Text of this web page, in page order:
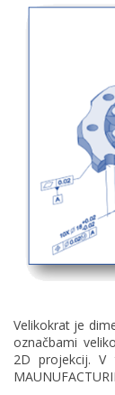
Velikokrat je
označbami
2D projekcij. V